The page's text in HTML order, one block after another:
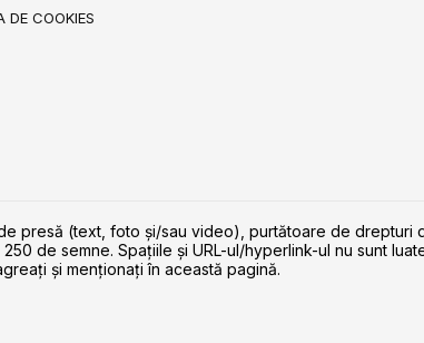
DE COOKIES
presă (text, foto și/sau video), purtătoare de
de semne. Spaţiile şi URL-ul/hyperlink-ul nu sunt
şi menţionaţi în această pagină.